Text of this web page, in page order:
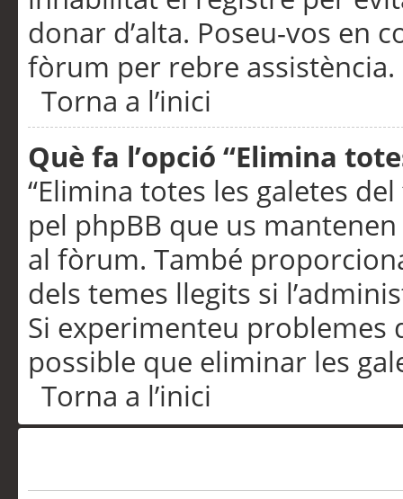
donar d’alta. Poseu-vos en
fòrum per rebre assistència.
Torna a l’inici
Què fa l’opció “Elimina
“Elimina totes les galetes
pel phpBB que us
al fòrum. També
dels temes llegits si
Si experimenteu problemes
possible que eliminar les
Torna a l’inici